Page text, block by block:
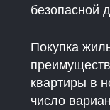
безопасной
Покупка
квартиры в
число